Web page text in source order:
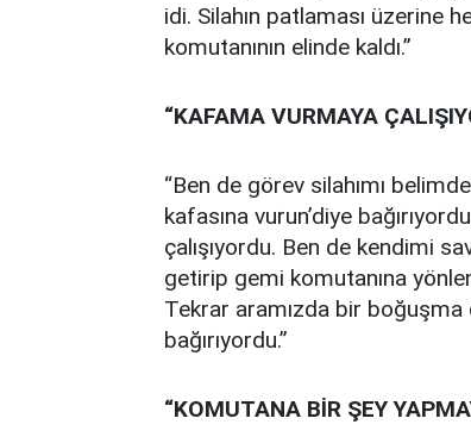
idi. Silahın patlaması üzerine
komutanının elinde kaldı.”
“KAFAMA VURMAYA
“Ben de görev silahımı
kafasına vurun’diye
çalışıyordu. Ben de kendimi
getirip gemi komutanına
Tekrar aramızda bir boğuşma
bağırıyordu.”
“KOMUTANA BİR ŞEY